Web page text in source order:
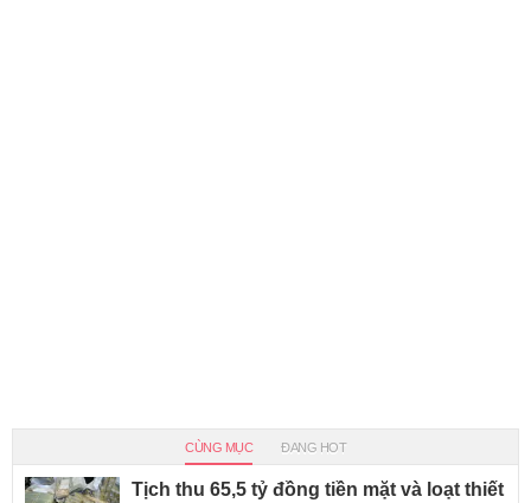
CÙNG MỤC ĐANG HOT
Tịch thu 65,5 tỷ đồng tiền mặt và loạt thiết